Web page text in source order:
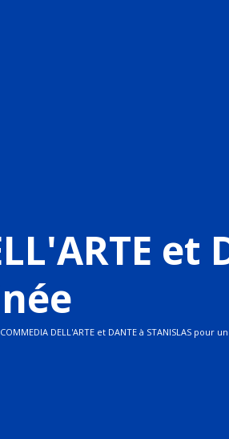
et
COMMEDIA DELL'ARTE et DANTE à STANISLAS pour